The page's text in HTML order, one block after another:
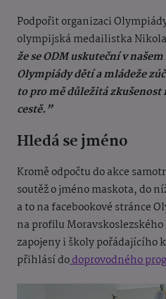
Podpořit organizaci
olympijská medailistka
že se ODM uskuteční v
Olympiády dětí a mládeže
to pro mě důležitá
cestě.”
Hledá se jméno
Kromě odpočtu do akce
soutěž o jméno maskota, do
a to na facebookové stránce
na profilu Moravskoslezského
zapojeny i školy pořádajícího
přihlásí dodoprovodného